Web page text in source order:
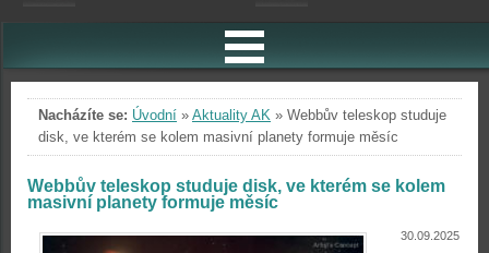
Nacházíte se: Úvodní » Aktuality AK » Webbův teleskop studuje
disk, ve kterém se kolem masivní planety formuje měsíc
Webbův teleskop studuje disk, ve kterém se kolem
masivní planety formuje měsíc
30.09.2025